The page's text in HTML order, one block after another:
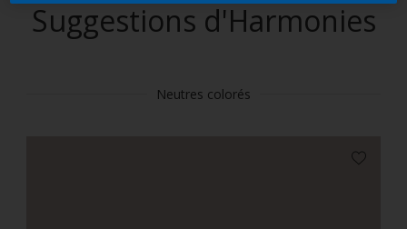
Suggestions d'Harmonies
Neutres colorés